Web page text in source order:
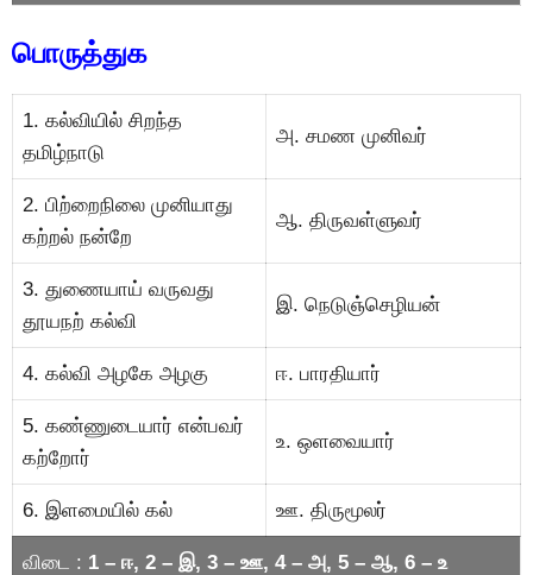
பொருத்துக
1. கல்வியில் சிறந்த
தமிழ்நாடு
அ. சமண முனிவர்
2. பிற்றைநிலை முனியாது
கற்றல் நன்றே
ஆ. திருவள்ளுவர்
3. துணையாய் வருவது
தூயநற் கல்வி
இ. நெடுஞ்செழியன்
4. கல்வி அழகே அழகு ஈ. பாரதியார்
5. கண்ணுடையார் என்பவர்
கற்றோர்
உ. ஒளவையார்
6. இளமையில் கல் ஊ. திருமூலர்
விடை : 1 – ஈ, 2 – இ, 3 – ஊ, 4 – அ, 5 – ஆ, 6 – உ